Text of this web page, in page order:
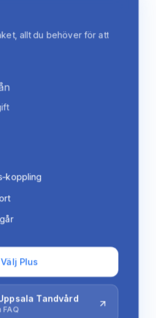
allt du behöver för att
koppling
Välj Plus
Tandvård
FAQ